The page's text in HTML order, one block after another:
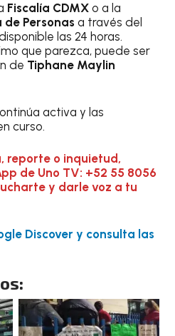
Fiscalía CDMX o a la
de Personas a través del
las 24 horas.
que parezca, puede ser
de Tiphane Maylin
activa y las
curso.
reporte o inquietud,
de Uno TV: +52 55 8056
y darle voz a tu
Discover y consulta las